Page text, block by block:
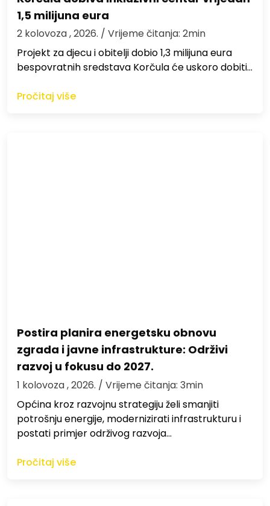
1,5 milijuna eura
2 kolovoza , 2026. / Vrijeme čitanja: 2min
Projekt za djecu i obitelji dobio 1,3 milijuna eura
bespovratnih sredstava Korčula će uskoro dobiti…
Pročitaj više
Postira planira energetsku obnovu
zgrada i javne infrastrukture: Održivi
razvoj u fokusu do 2027.
1 kolovoza , 2026. / Vrijeme čitanja: 3min
Općina kroz razvojnu strategiju želi smanjiti
potrošnju energije, modernizirati infrastrukturu i
postati primjer održivog razvoja…
Pročitaj više